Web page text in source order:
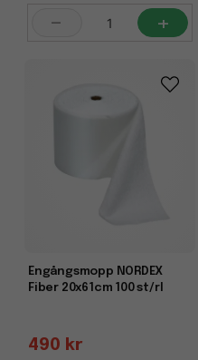
- +
Engångsmopp NORDEX
Fiber 20x61cm 100 st/rl
490 kr